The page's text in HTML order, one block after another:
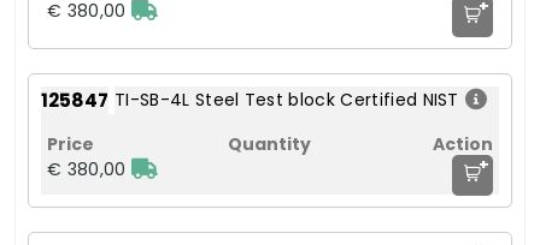
€ 380,00 +
125847 TI-SB-4L Steel Test block Certified NIST
€ 380,00 +